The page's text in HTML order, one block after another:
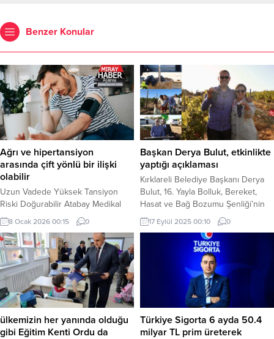
Benzer Konular
Ağrı ve hipertansiyon
arasında çift yönlü bir ilişki
olabilir
Uzun Vadede Yüksek Tansiyon
Riski Doğurabilir Atabay Medikal
Direktörü Uzman Dr. Murat Yaycı,
kronik ağrıların uzun vadede
hipertansiyon gelişimiyle ilişkili
olabileceğini söyledi. Dr. Yaycı,
“Yeni bilimsel veriler, kronik ağrının
yüksek tansiyon için bağımsız bir
risk faktörü olabileceğini
gösteriyor” dedi. Hipertansiyon
dergisinde yayımlanan ve yaklaşık
207 bin yetişkin bireyin
8 Ocak 2026 00:15 0
Başkan Derya Bulut, etkinlikte
yaptığı açıklaması
Kırklareli Belediye Başkanı Derya
Bulut, 16. Yayla Bolluk, Bereket,
Hasat ve Bağ Bozumu Şenliği’nin
kapanış programında “Geleneksel
Bağ Bozumu ve Can Tutuğ Trio
Müzik Dinletisi” etkinliğine katıldı.
Şenlik, Dessera Bağ Evi’nde
düzenlendi; hem bağ bozumu
geleneği yaşatıldı hem de Can
Tutuğ Trio’nun müziğiyle katılımcılar
gönüllerince eğlendi. Başkan
Derya Bulut, etkinlikte...
17 Eylül 2025 00:10 0
ülkemizin her yanında olduğu
gibi Eğitim Kenti Ordu da
Türkiye Sigorta 6 ayda 50.4
milyar TL prim üreterek